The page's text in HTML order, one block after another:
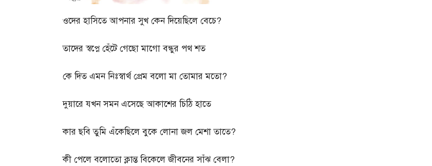
ওদের হাসিতে আপনার সুখ কেন দিয়েছিলে বেচে?
তাদের স্বপ্নে হেঁটে গেছো মাগো বন্ধুর পথ শত
কে দিত এমন নিঃস্বার্থ প্রেম বলো মা তোমার মতো?
দুয়ারে যখন সমন এসেছে আকাশের চিঠি হাতে
কার ছবি তুমি এঁকেছিলে বুকে লোনা জল মেশা তাতে?
কী পেলে বলোতো ক্লান্ত বিকেলে জীবনের সাঁঝ বেলা?